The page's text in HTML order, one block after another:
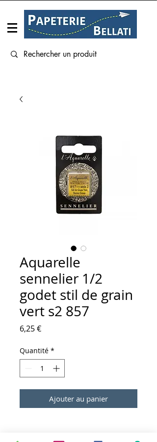
Aquarelle
sennelier 1/2
godet stil de grain
vert s2 857
6,25 €Prix
Quantité *
Ajouter au panier